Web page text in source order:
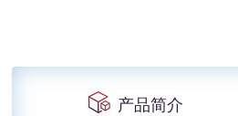
产品简介